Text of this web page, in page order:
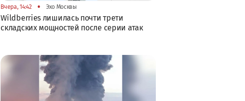
Вчера, 14:42 • Эхо Москвы
Wildberries лишилась почти трети
складских мощностей после серии атак